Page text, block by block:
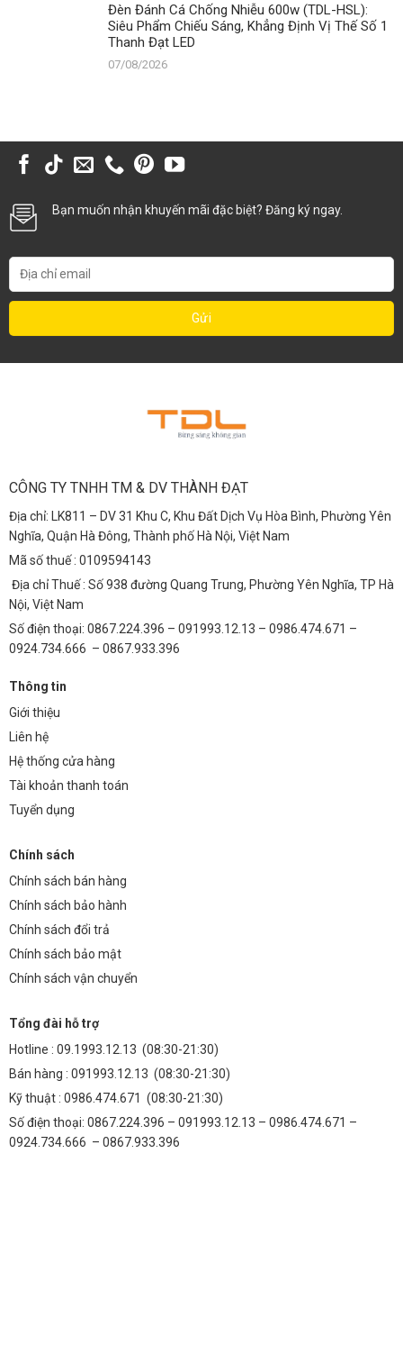
Đèn Đánh Cá Chống Nhiễu 600w (TDL-HSL):
Siêu Phẩm Chiếu Sáng, Khẳng Định Vị Thế Số 1
Thanh Đạt LED
07/08/2026
Bạn muốn nhận khuyến mãi đặc biệt? Đăng ký ngay.
CÔNG TY TNHH TM & DV THÀNH ĐẠT
Địa chỉ: LK811 – DV 31 Khu C, Khu Đất Dịch Vụ Hòa Bình, Phường Yên
Nghĩa, Quận Hà Đông, Thành phố Hà Nội, Việt Nam
Mã số thuế : 0109594143
Địa chỉ Thuế : Số 938 đường Quang Trung, Phường Yên Nghĩa, TP Hà
Nội, Việt Nam
Số điện thoại: 0867.224.396 – 091993.12.13 – 0986.474.671 –
0924.734.666 – 0867.933.396
Thông tin
Giới thiệu
Liên hệ
Hệ thống cửa hàng
Tài khoản thanh toán
Tuyển dụng
Chính sách
Chính sách bán hàng
Chính sách bảo hành
Chính sách đổi trả
Chính sách bảo mật
Chính sách vận chuyển
Tổng đài hỗ trợ
Hotline : 09.1993.12.13 (08:30-21:30)
Bán hàng : 091993.12.13 (08:30-21:30)
Kỹ thuật : 0986.474.671 (08:30-21:30)
Số điện thoại: 0867.224.396 – 091993.12.13 – 0986.474.671 –
0924.734.666 – 0867.933.396